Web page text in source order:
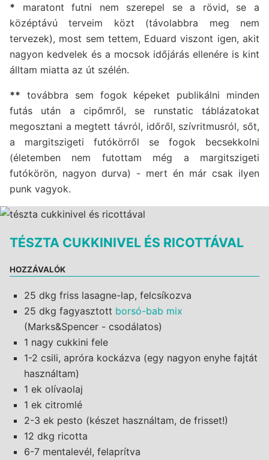
* maratont futni nem szerepel se a rövid, se a
középtávú terveim közt (távolabbra meg nem
tervezek), most sem tettem, Eduard viszont igen, akit
nagyon kedvelek és a mocsok időjárás ellenére is kint
álltam miatta az út szélén.
** továbbra sem fogok képeket publikálni minden
futás után a cipőmről, se runstatic táblázatokat
megosztani a megtett távról, időről, szívritmusról, sőt,
a margitszigeti futókörről se fogok becsekkolni
(életemben nem futottam még a margitszigeti
futókörön, nagyon durva) - mert én már csak ilyen
punk vagyok.
TÉSZTA CUKKINIVEL ÉS RICOTTÁVAL
HOZZÁVALÓK
25 dkg friss lasagne-lap, felcsíkozva
25 dkg fagyasztott borsó-bab mix
(Marks&Spencer - csodálatos)
1 nagy cukkini fele
1-2 csili, apróra kockázva (egy nagyon enyhe fajtát
használtam)
1 ek olívaolaj
1 ek citromlé
2-3 ek pesto (készet használtam, de frisset!)
12 dkg ricotta
6-7 mentalevél, felaprítva